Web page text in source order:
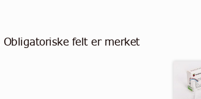
Obligatoriske felt er merket